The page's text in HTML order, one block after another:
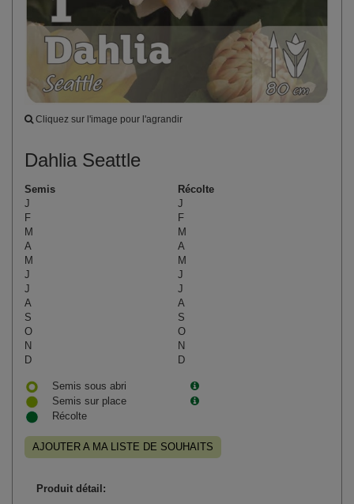
Cliquez sur l'image pour l'agrandir
Dahlia Seattle
Semis
Récolte
J
J
F
F
M
M
A
A
M
M
J
J
J
J
A
A
S
S
O
O
N
N
D
D
Semis sous abri
Semis sur place
Récolte
AJOUTER A MA LISTE DE SOUHAITS
Produit détail: